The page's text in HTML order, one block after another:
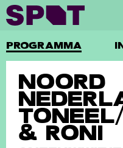
PROGRAMMA
NOORD
& RONI